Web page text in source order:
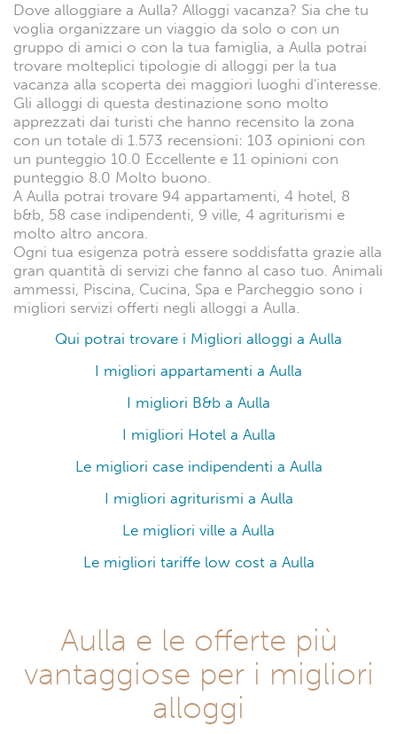
Dove alloggiare a Aulla? Alloggi vacanza? Sia che tu
voglia organizzare un viaggio da solo o con un
gruppo di amici o con la tua famiglia, a Aulla potrai
trovare molteplici tipologie di alloggi per la tua
vacanza alla scoperta dei maggiori luoghi d'interesse.
Gli alloggi di questa destinazione sono molto
apprezzati dai turisti che hanno recensito la zona
con un totale di 1.573 recensioni: 103 opinioni con
un punteggio 10.0 Eccellente e 11 opinioni con
punteggio 8.0 Molto buono.
A Aulla potrai trovare 94 appartamenti, 4 hotel, 8
b&b, 58 case indipendenti, 9 ville, 4 agriturismi e
molto altro ancora.
Ogni tua esigenza potrà essere soddisfatta grazie alla
gran quantità di servizi che fanno al caso tuo. Animali
ammessi, Piscina, Cucina, Spa e Parcheggio sono i
migliori servizi offerti negli alloggi a Aulla.
Qui potrai trovare i Migliori alloggi a Aulla
I migliori appartamenti a Aulla
I migliori B&b a Aulla
I migliori Hotel a Aulla
Le migliori case indipendenti a Aulla
I migliori agriturismi a Aulla
Le migliori ville a Aulla
Le migliori tariffe low cost a Aulla
Aulla e le offerte più
vantaggiose per i migliori
alloggi